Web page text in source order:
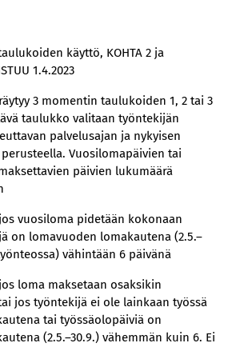
käyttö, KOHTA 2 ja
1.4.2023
3 momentin taulukoiden 1, 2 tai 3
taulukko valitaan työntekijän
palvelusajan ja nykyisen
Vuosilomapäivien tai
päivien lukumäärä
vuosiloma pidetään kokonaan
on lomavuoden lomakautena (2.5.–
vähintään 6 päivänä
loma maksetaan osaksikin
jos työntekijä ei ole lainkaan työssä
tai työssäolopäiviä on
(2.5.–30.9.) vähemmän kuin 6. Ei